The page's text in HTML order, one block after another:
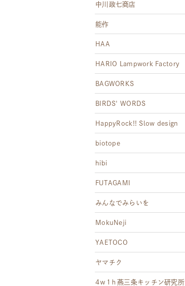
中川政七商店
能作
HAA
HARIO Lampwork Factory
BAGWORKS
BIRDS' WORDS
HappyRock!! Slow design
biotope
hibi
FUTAGAMI
みんなでみらいを
MokuNeji
YAETOCO
ヤマチク
4ｗ1ｈ燕三条キッチン研究所